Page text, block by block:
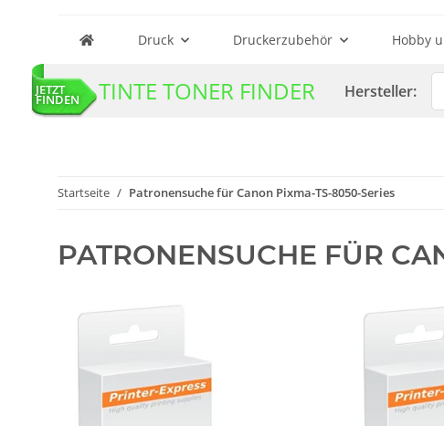
Druck Druckerzubehör Hobby
JETZT
FINDEN TINTE TONER FINDER Hersteller:
Startseite Patronensuche für Canon Pixma-TS-8050-Series
PATRONENSUCHE FÜR